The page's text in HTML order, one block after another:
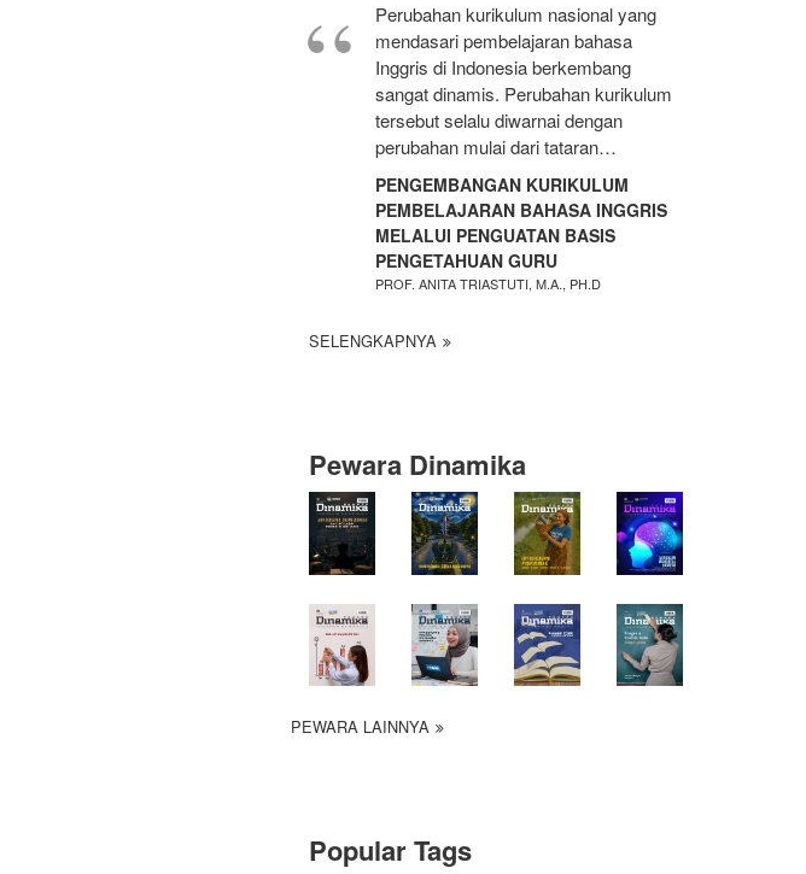
Perubahan kurikulum nasional yang
mendasari pembelajaran bahasa
Inggris di Indonesia berkembang
sangat dinamis. Perubahan kurikulum
tersebut selalu diwarnai dengan
perubahan mulai dari tataran…
PENGEMBANGAN KURIKULUM
PEMBELAJARAN BAHASA INGGRIS
MELALUI PENGUATAN BASIS
PENGETAHUAN GURU
PROF. ANITA TRIASTUTI, M.A., PH.D
SELENGKAPNYA
Pewara Dinamika
PEWARA LAINNYA
Popular Tags